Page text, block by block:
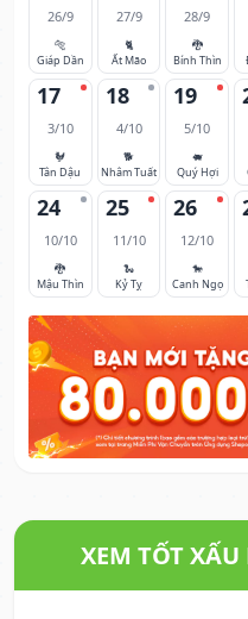
26/9
🐅
Giáp Dần
27/9
🐈
Ất Mão
28/9
🐉
Bính Thìn
17
3/10
🐓
Tân Dậu
18
4/10
🐕
Nhâm Tuất
19
5/10
🐖
Quý Hợi
24
10/10
🐉
Mậu Thìn
25
11/10
🐍
Kỷ Tỵ
26
12/10
🐎
Canh Ngọ
XEM TỐT XẤU